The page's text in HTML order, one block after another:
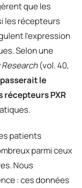
que les
les récepteurs
l’expression
Selon une
(vol. 40,
le
PXR
patients
parmi ceux
Nous
: ces données